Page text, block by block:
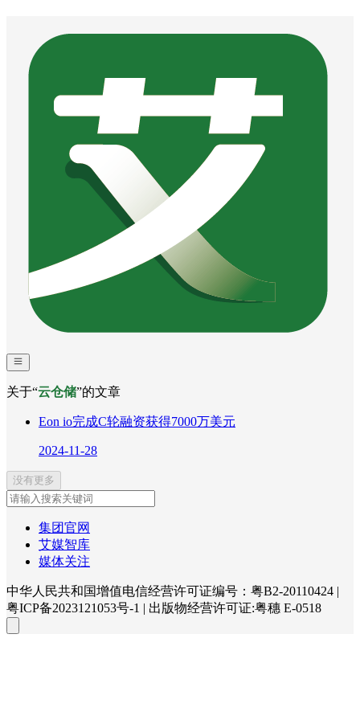
关于“云仓储”的文章
Eon io完成C轮融资获得7000万美元
2024-11-28
没有更多
集团官网
艾媒智库
媒体关注
中华人民共和国增值电信经营许可证编号：粤B2-20110424 |
粤ICP备2023121053号-1 | 出版物经营许可证:粤穗 E-0518